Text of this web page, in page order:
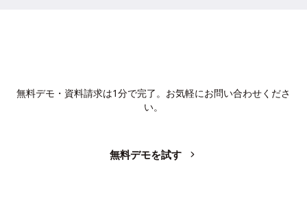
無料デモ・資料請求は1分で完了。お気軽にお問い合わせくださ
い。
無料デモを試す